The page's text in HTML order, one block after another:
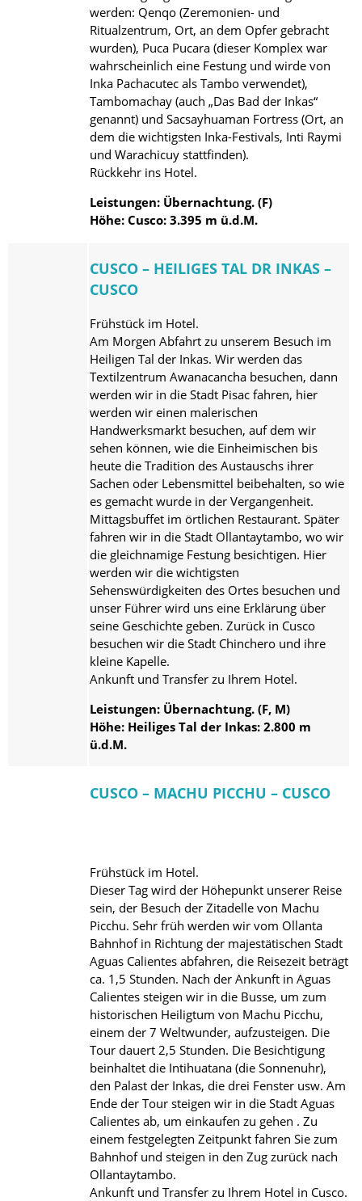
werden: Qenqo (Zeremonien- und
Ritualzentrum, Ort, an dem Opfer gebracht
wurden), Puca Pucara (dieser Komplex war
wahrscheinlich eine Festung und wirde von
Inka Pachacutec als Tambo verwendet),
Tambomachay (auch „Das Bad der Inkas“
genannt) und Sacsayhuaman Fortress (Ort, an
dem die wichtigsten Inka-Festivals, Inti Raymi
und Warachicuy stattfinden).
Rückkehr ins Hotel.
Leistungen: Übernachtung. (F)
Höhe: Cusco: 3.395 m ü.d.M.
CUSCO – HEILIGES TAL DR INKAS –
CUSCO
Frühstück im Hotel.
Am Morgen Abfahrt zu unserem Besuch im
Heiligen Tal der Inkas. Wir werden das
Textilzentrum Awanacancha besuchen, dann
werden wir in die Stadt Pisac fahren, hier
werden wir einen malerischen
Handwerksmarkt besuchen, auf dem wir
sehen können, wie die Einheimischen bis
heute die Tradition des Austauschs ihrer
Sachen oder Lebensmittel beibehalten, so wie
es gemacht wurde in der Vergangenheit.
Mittagsbuffet im örtlichen Restaurant. Später
fahren wir in die Stadt Ollantaytambo, wo wir
die gleichnamige Festung besichtigen. Hier
werden wir die wichtigsten
Sehenswürdigkeiten des Ortes besuchen und
unser Führer wird uns eine Erklärung über
seine Geschichte geben. Zurück in Cusco
besuchen wir die Stadt Chinchero und ihre
kleine Kapelle.
Ankunft und Transfer zu Ihrem Hotel.
Leistungen: Übernachtung. (F, M)
Höhe: Heiliges Tal der Inkas: 2.800 m
ü.d.M.
CUSCO – MACHU PICCHU – CUSCO
Frühstück im Hotel.
Dieser Tag wird der Höhepunkt unserer Reise
sein, der Besuch der Zitadelle von Machu
Picchu. Sehr früh werden wir vom Ollanta
Bahnhof in Richtung der majestätischen Stadt
Aguas Calientes abfahren, die Reisezeit beträgt
ca. 1,5 Stunden. Nach der Ankunft in Aguas
Calientes steigen wir in die Busse, um zum
historischen Heiligtum von Machu Picchu,
einem der 7 Weltwunder, aufzusteigen. Die
Tour dauert 2,5 Stunden. Die Besichtigung
beinhaltet die Intihuatana (die Sonnenuhr),
den Palast der Inkas, die drei Fenster usw. Am
Ende der Tour steigen wir in die Stadt Aguas
Calientes ab, um einkaufen zu gehen . Zu
einem festgelegten Zeitpunkt fahren Sie zum
Bahnhof und steigen in den Zug zurück nach
Ollantaytambo.
Ankunft und Transfer zu Ihrem Hotel in Cusco.